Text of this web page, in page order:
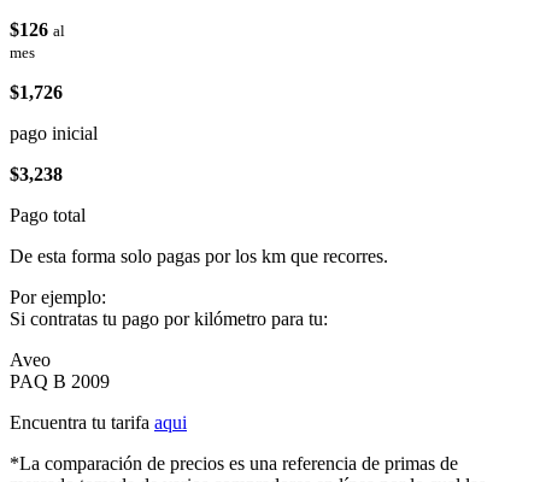
$126 al
mes
$1,726
pago inicial
$3,238
Pago total
De esta forma solo pagas por los km que recorres.
Por ejemplo:
Si contratas tu pago por kilómetro para tu:
Aveo
PAQ B 2009
Encuentra tu tarifa aqui
*La comparación de precios es una referencia de primas de